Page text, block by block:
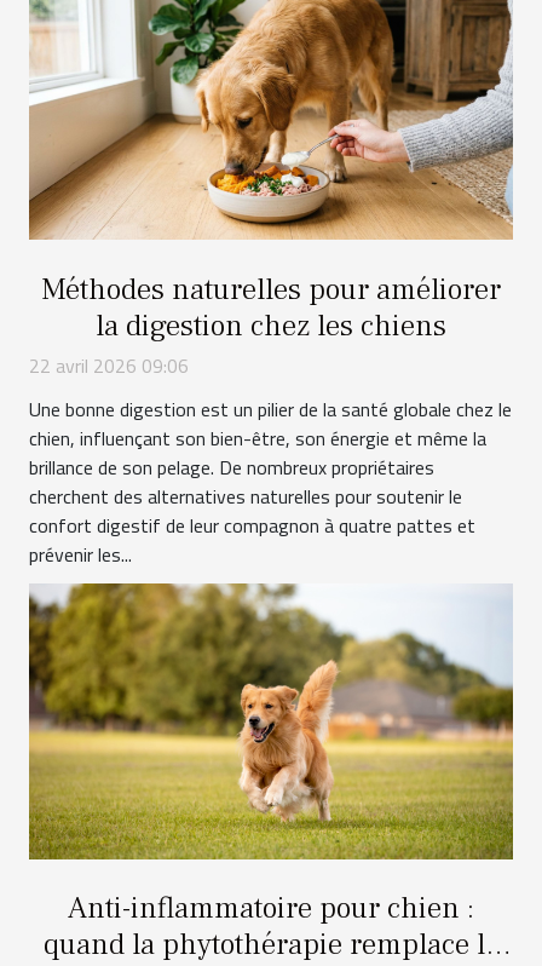
Méthodes naturelles pour améliorer
la digestion chez les chiens
22 avril 2026 09:06
Une bonne digestion est un pilier de la santé globale chez le
chien, influençant son bien-être, son énergie et même la
brillance de son pelage. De nombreux propriétaires
cherchent des alternatives naturelles pour soutenir le
confort digestif de leur compagnon à quatre pattes et
prévenir les...
Anti-inflammatoire pour chien :
quand la phytothérapie remplace la